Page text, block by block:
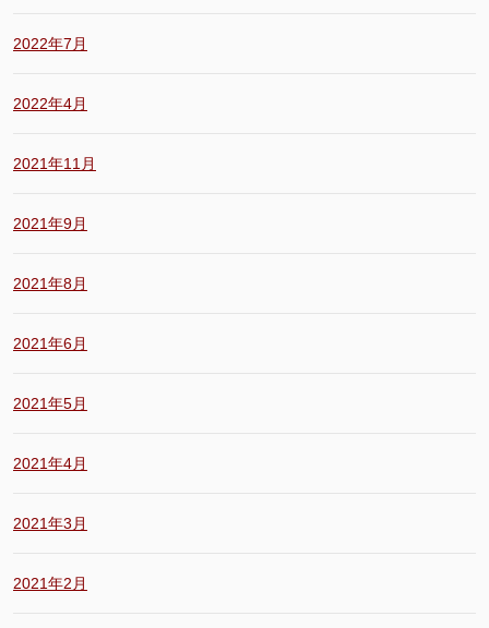
2022年7月
2022年4月
2021年11月
2021年9月
2021年8月
2021年6月
2021年5月
2021年4月
2021年3月
2021年2月